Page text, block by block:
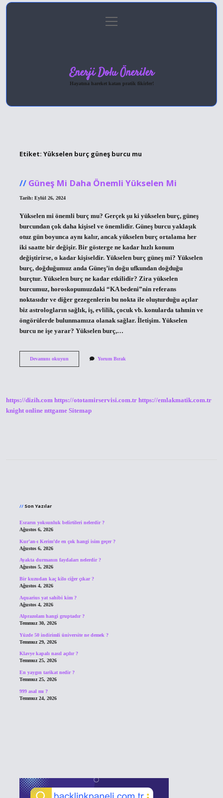
Gizlilik Politikası
menüyü
aç
Enerji Dolu Öneriler
Hayatına hareket katan pratik fikirler!
Etiket: Yükselen burç güneş burcu mu
Güneş Mi Daha Önemli Yükselen Mi
Tarih: Eylül 26, 2024
Yükselen mi önemli burç mu? Gerçek şu ki yükselen burç, güneş
burcundan çok daha kişisel ve önemlidir. Güneş burcu yaklaşık
otuz gün boyunca aynı kalır, ancak yükselen burç ortalama her
iki saatte bir değişir. Bir gösterge ne kadar hızlı konum
değiştirirse, o kadar kişiseldir. Yükselen burç güneş mi? Yükselen
burç, doğduğumuz anda Güneş’in doğu ufkundan doğduğu
burçtur. Yükselen burç ne kadar etkilidir? Zira yükselen
burcumuz, horoskopumuzdaki “KA bedeni”nin referans
noktasıdır ve diğer gezegenlerin bu nokta ile oluşturduğu açılar
biz astrologların sağlık, iş, evlilik, çocuk vb. konularda tahmin ve
öngörülerde bulunmamıza olanak sağlar. İletişim. Yükselen
burcu ne işe yarar? Yükselen burç,…
Devamını okuyunGüneş
Yorum Bırak
https://dizih.com https://ototamirservisi.com.tr https://emlakmatik.com.tr
knight online nttgame Sitemap
Son Yazılar
Esrarın yoksunluk belirtileri nelerdir ?
Ağustos 6, 2026
Kur’an-ı Kerim’de en çok hangi isim geçer ?
Ağustos 6, 2026
Ayakta durmanın faydaları nelerdir ?
Ağustos 5, 2026
Bir kuzudan kaç kilo ciğer çıkar ?
Ağustos 4, 2026
Aquarius yat sahibi kim ?
Ağustos 4, 2026
Alprazolam hangi gruptadır ?
Temmuz 30, 2026
Yüzde 50 indirimli üniversite ne demek ?
Temmuz 29, 2026
Klavye kapalı nasıl açılır ?
Temmuz 25, 2026
En yaygın tarikat nedir ?
Temmuz 25, 2026
999 asal mı ?
Temmuz 24, 2026